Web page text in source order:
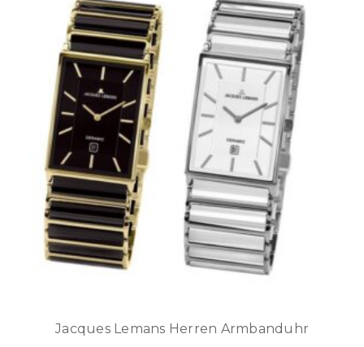
Jacques Lemans Herren Armbanduhr